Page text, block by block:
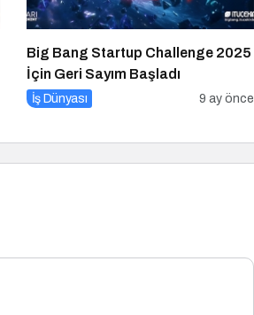
Big Bang Startup Challenge 2025
İçin Geri Sayım Başladı
İş Dünyası 9 ay önce